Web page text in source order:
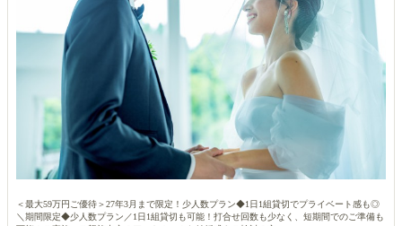
＜最大59万円ご優待＞27年3月まで限定！少人数プラン◆1日1組貸切でプライベート感も◎
＼期間限定◆少人数プラン／1日1組貸切も可能！打合せ回数も少なく、短期間でのご準備も